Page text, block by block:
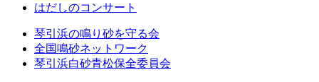
はだしのコンサート
琴引浜の鳴り砂を守る会
全国鳴砂ネットワーク
琴引浜白砂青松保全委員会